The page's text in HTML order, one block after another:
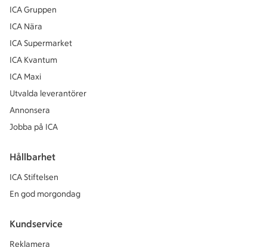
ICA Gruppen
ICA Nära
ICA Supermarket
ICA Kvantum
ICA Maxi
Utvalda leverantörer
Annonsera
Jobba på ICA
Hållbarhet
ICA Stiftelsen
En god morgondag
Kundservice
Reklamera